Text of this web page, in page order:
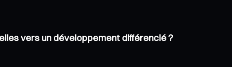
vers un développement différencié ?